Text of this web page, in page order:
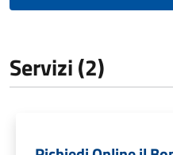
Servizi (2)